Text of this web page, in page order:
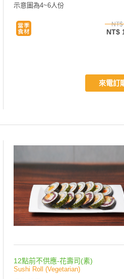
示意圖為4~6人份
NT$
來電訂
12點前不供應-花壽司(素)
Sushi Roll (Vegetarian)